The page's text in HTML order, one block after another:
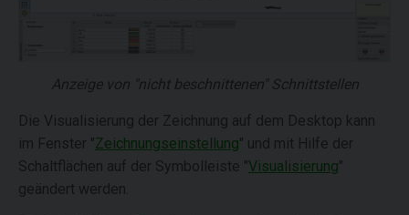
Anzeige von "nicht beschnittenen" Schnittstellen
Die Visualisierung der Zeichnung auf dem Desktop kann
im Fenster "Zeichnungseinstellung" und mit Hilfe der
Schaltflächen auf der Symbolleiste "Visualisierung"
geändert werden.